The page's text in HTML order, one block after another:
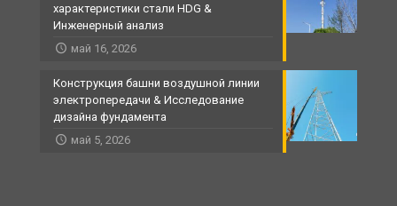
характеристики стали HDG &
Инженерный анализ
май 16, 2026
Конструкция башни воздушной линии
электропередачи & Исследование
дизайна фундамента
май 5, 2026